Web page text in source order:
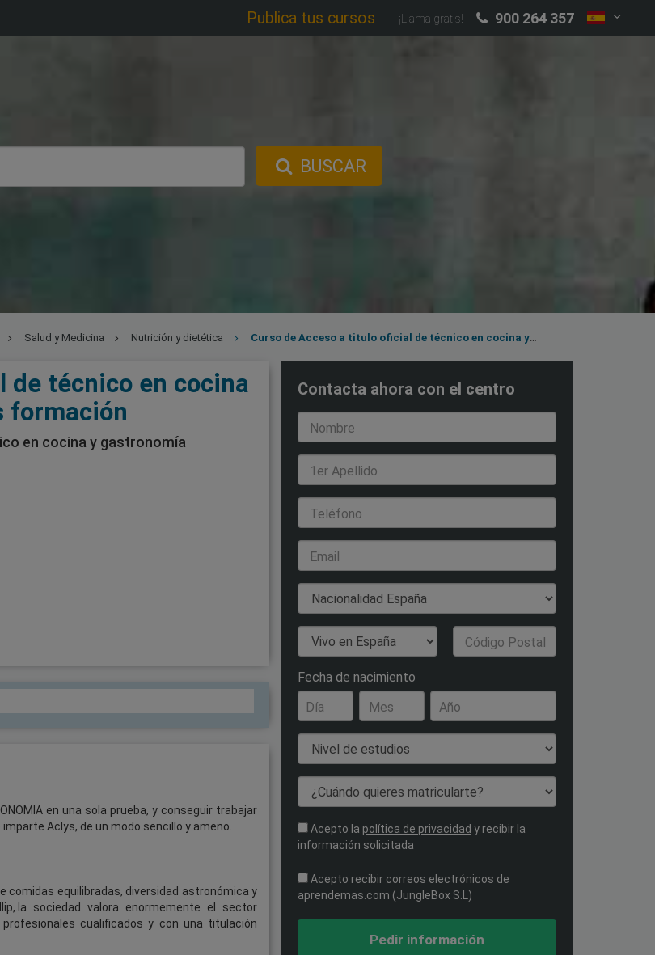
Publica tus cursos ¡Llama gratis! 900 264 357
BUSCAR
Salud y Medicina Nutrición y dietética
de técnico en cocina
formación
en cocina y gastronomía
en una sola prueba, y conseguir trabajar
Aclys, de un modo sencillo y ameno.
equilibradas, diversidad astronómica y
sociedad valora enormemente el sector
cualificados y con una titulación
Contacta ahora con el centro
Nombre
1er Apellido
Teléfono
Email
Nacionalidad
País de Residencia Código Postal
Fecha de nacimiento
Día
Mes Año
Nivel de estudios
¿Cuándo quieres matricularte?
Acepto la política de privacidad y recibir la
información solicitada
Acepto recibir correos electrónicos de
aprendemas.com (JungleBox S.L)
Pedir información